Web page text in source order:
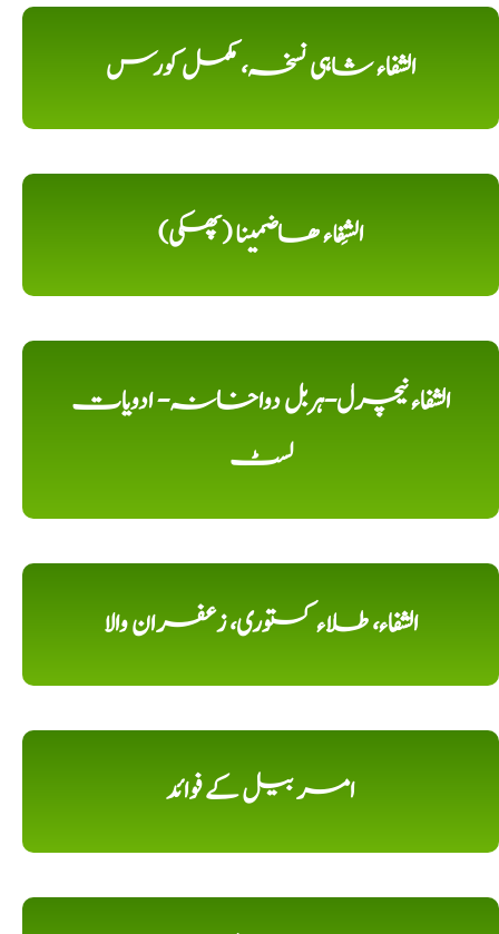
الشفاء شاہی نسخہ، مکمل کورس
الشِفاء ھاضمینا (پھکی)
الشفاء نیچرل-ہربل دواخانہ- ادویات
لسٹ
الشفاء، طلاء کستوری، زعفران والا
امر بیل کے فوائد